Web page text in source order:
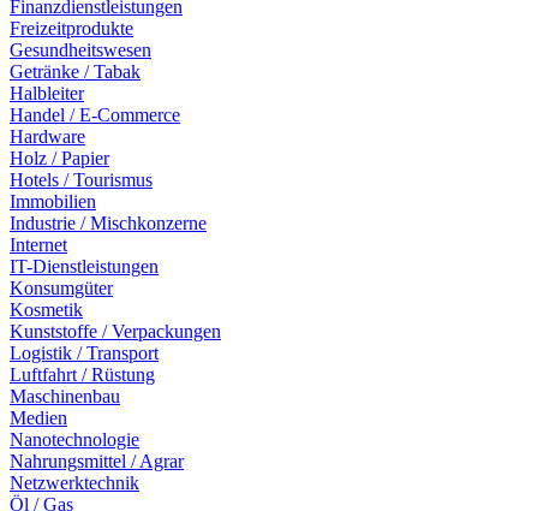
Finanzdienstleistungen
Freizeitprodukte
Gesundheitswesen
Getränke / Tabak
Halbleiter
Handel / E-Commerce
Hardware
Holz / Papier
Hotels / Tourismus
Immobilien
Industrie / Mischkonzerne
Internet
IT-Dienstleistungen
Konsumgüter
Kosmetik
Kunststoffe / Verpackungen
Logistik / Transport
Luftfahrt / Rüstung
Maschinenbau
Medien
Nanotechnologie
Nahrungsmittel / Agrar
Netzwerktechnik
Öl / Gas